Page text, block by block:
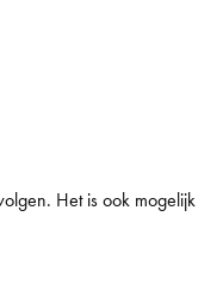
Het is ook mogelijk